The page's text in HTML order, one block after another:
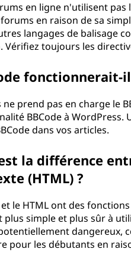
en ligne n'utilisent pas
en raison de sa
langages de balisage
Vérifiez toujours les
ne prend pas en charge le
BBCode à
dans vos articles.
la différence
(HTML) ?
et le HTML ont des
plus simple et plus sûr à
dangereux,
pour les débutants en